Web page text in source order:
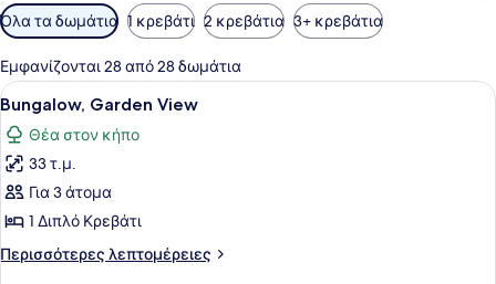
Διαθέσιμα
φίλτρα
για
τα
δωμάτια
Όλα τα δωμάτια 1 κρεβάτι 2 κρεβάτια 3+ κρεβάτια
Εμφανίζονται 28 από 28 δωμάτια
Προβολή
όλων
των
φωτογραφιών
για
Bungalow,
Garden
View
Ένα κρεβάτι με ένα
5
Bungalow, Garden View
Θέα στον κήπο
33 τ.μ.
Για 3 άτομα
1 Διπλό Κρεβάτι
Περισσότερες λεπτομέρειες
Περισσότερες